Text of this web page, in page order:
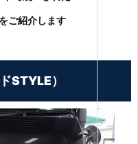
ご紹介します
STYLE）